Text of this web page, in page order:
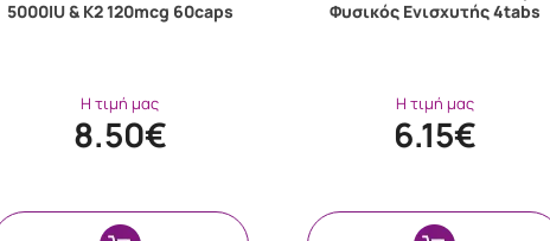
5000IU & K2 120mcg 60caps
Η τιμή μας
8.50€
Φυσικός Ενισχυτής 4tabs
Η τιμή μας
6.15€